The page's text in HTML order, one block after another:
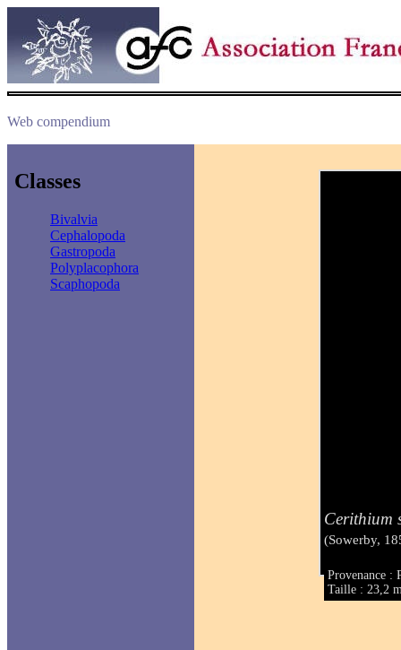
Web compendium
Classes
Bivalvia
Cephalopoda
Gastropoda
Polyplacophora
Scaphopoda
Cerithium
(Sowerby,
Provenance :
Taille : 23,2